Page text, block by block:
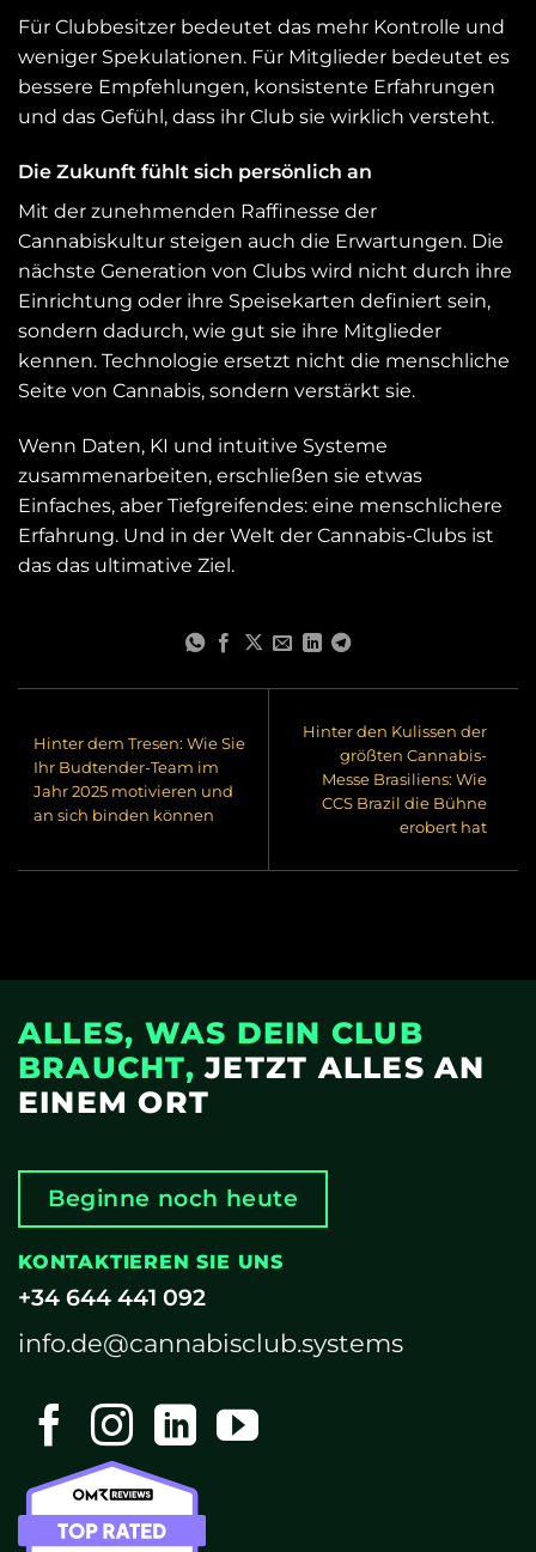
Für Clubbesitzer bedeutet das mehr Kontrolle und
weniger Spekulationen. Für Mitglieder bedeutet es
bessere Empfehlungen, konsistente Erfahrungen
und das Gefühl, dass ihr Club sie wirklich versteht.
Die Zukunft fühlt sich persönlich an
Mit der zunehmenden Raffinesse der
Cannabiskultur steigen auch die Erwartungen. Die
nächste Generation von Clubs wird nicht durch ihre
Einrichtung oder ihre Speisekarten definiert sein,
sondern dadurch, wie gut sie ihre Mitglieder
kennen. Technologie ersetzt nicht die menschliche
Seite von Cannabis, sondern verstärkt sie.
Wenn Daten, KI und intuitive Systeme
zusammenarbeiten, erschließen sie etwas
Einfaches, aber Tiefgreifendes: eine menschlichere
Erfahrung. Und in der Welt der Cannabis-Clubs ist
das das ultimative Ziel.
Hinter dem Tresen: Wie Sie
Ihr Budtender-Team im
Jahr 2025 motivieren und
an sich binden können
Hinter den Kulissen der
größten Cannabis-
Messe Brasiliens: Wie
CCS Brazil die Bühne
erobert hat
ALLES, WAS DEIN CLUB
BRAUCHT, JETZT ALLES AN
EINEM ORT
Beginne noch heute
KONTAKTIEREN SIE UNS
+34 644 441 092
info.de@cannabisclub.systems